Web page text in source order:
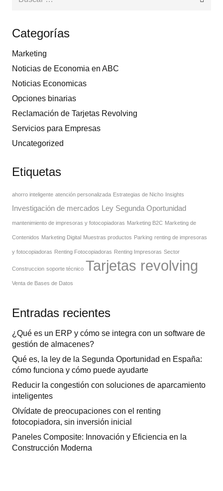
Categorías
Marketing
Noticias de Economia en ABC
Noticias Economicas
Opciones binarias
Reclamación de Tarjetas Revolving
Servicios para Empresas
Uncategorized
Etiquetas
ahorro inteligente atención personalizada Estrategias de Nicho Insights
Investigación de mercados Ley Segunda Oportunidad
mantenimiento de impresoras y fotocopiadoras Marketing B2C Marketing de
Contenidos Marketing Digital Muestras productos Parking renting de impresoras
y fotocopiadoras Renting Fotocopiadoras Renting Impresoras Sector
Construccion soporte técnico Tarjetas revolving
Venta de Bases de Datos
Entradas recientes
¿Qué es un ERP y cómo se integra con un software de
gestión de almacenes?
Qué es, la ley de la Segunda Oportunidad en España:
cómo funciona y cómo puede ayudarte
Reducir la congestión con soluciones de aparcamiento
inteligentes
Olvídate de preocupaciones con el renting
fotocopiadora, sin inversión inicial
Paneles Composite: Innovación y Eficiencia en la
Construcción Moderna